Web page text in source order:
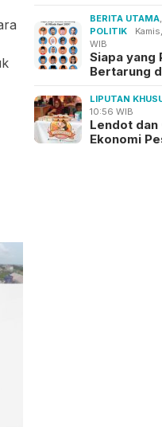
BERITA UTAMA,
POLITIK
WIB
Siapa yang
Bertarung
LIPUTAN
10:56 WIB
Lendot dan
Ekonomi